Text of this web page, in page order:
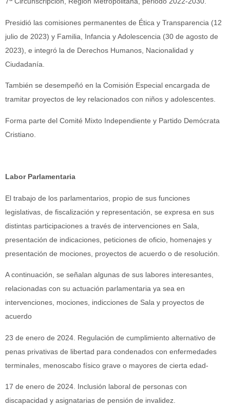
Presidió las comisiones permanentes de Ética y Transparencia (12
julio de 2023) y Familia, Infancia y Adolescencia (30 de agosto de
2023), e integró la de Derechos Humanos, Nacionalidad y
Ciudadanía.
También se desempeñó en la Comisión Especial encargada de
tramitar proyectos de ley relacionados con niños y adolescentes.
Forma parte del Comité Mixto Independiente y Partido Demócrata
Cristiano.
Labor Parlamentaria
El trabajo de los parlamentarios, propio de sus funciones
legislativas, de fiscalización y representación, se expresa en sus
distintas participaciones a través de intervenciones en Sala,
presentación de indicaciones, peticiones de oficio, homenajes y
presentación de mociones, proyectos de acuerdo o de resolución.
A continuación, se señalan algunas de sus labores interesantes,
relacionadas con su actuación parlamentaria ya sea en
intervenciones, mociones, indicciones de Sala y proyectos de
acuerdo
23 de enero de 2024. Regulación de cumplimiento alternativo de
penas privativas de libertad para condenados con enfermedades
terminales, menoscabo físico grave o mayores de cierta edad-
17 de enero de 2024. Inclusión laboral de personas con
discapacidad y asignatarias de pensión de invalidez.